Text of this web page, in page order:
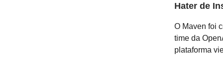
Hater de
O Maven foi
time da
plataforma